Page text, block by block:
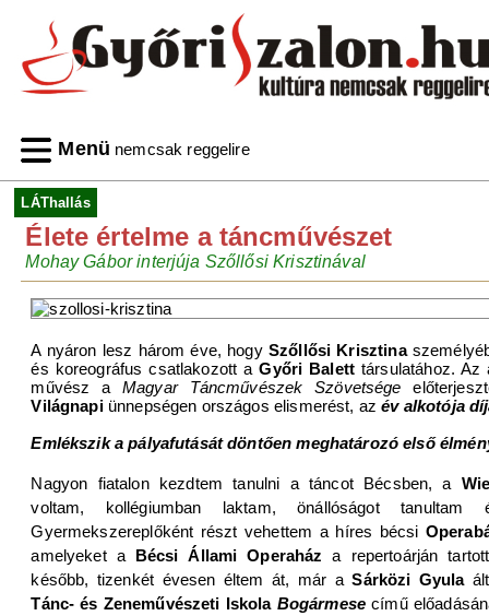
Menü nemcsak reggelire
LÁThallás
Élete értelme a táncművészet
Mohay Gábor interjúja Szőllősi Krisztinával
A nyáron lesz három éve, hogySzőllősi Krisztina
és koreográfus csatlakozott aGyőri Baletttársulatához. Az
művész a Magyar Táncművészek Szövetsége
Világnapiünnepségen országos elismerést, azév alkotója
Emlékszik a pályafutását döntően meghatározó első
Nagyon fiatalon kezdtem tanulni a táncot Bécsben, a
voltam, kollégiumban laktam, önállóságot
Gyermekszereplőként részt vehettem a híres bécsi
amelyeket a Bécsi Állami Operaház a repertoárján
később, tizenkét évesen éltem át, már aSárközi Gyula
Tánc- és Zeneművészeti Iskola Bogármese című